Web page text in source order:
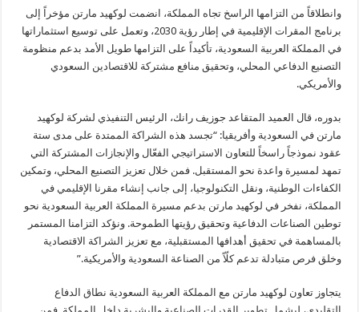
وانطلاقاً من التزامها الراسخ تجاه المملكة، انضمت لوكهيد مارتن مؤخراً إلى
برنامج المقرات الإقليمية في إطار رؤية 2030، وتعمل على توسيع استثماراتها
في المملكة العربية السعودية، تأكيداً على التزامها طويل الأمد بدعم منظومة
التصنيع الدفاعي المحلي، وتحقيق منافع مشتركة للاقتصادين السعودي
والأمريكي.
بدوره، قال العميد المتقاعد جوزيف رانك، الرئيس التنفيذي لشركة لوكهيد
مارتن في السعودية وأفريقيا: “تجسد هذه الشراكة الممتدة على مدى ستة
عقود نموذجاً راسخاً للتعاون الاستراتيجي الفعّال والإنجازات المشتركة التي
تمهد لمسيرة واعدة نحو المستقبل. فمن خلال تعزيز التصنيع المحلي، وتمكين
الكفاءات الوطنية، ونقل التكنولوجيا، إلى جانب إنشاء مقرنا الإقليمي في
المملكة، نفخر في لوكهيد مارتن بدعم مسيرة المملكة العربية السعودية نحو
توطين الصناعات الدفاعية وتحقيق رؤيتها الطموحة. ونؤكد التزامنا المستمر
بالمساهمة في تحقيق أهدافها المستقبلية، مع تعزيز الشراكة الاقتصادية
وخلق فرص متبادلة تدعم كلّاً من الصناعة السعودية والأمريكية.”
يتجاوز تعاون لوكهيد مارتن مع المملكة العربية السعودية نطاق الدفاع